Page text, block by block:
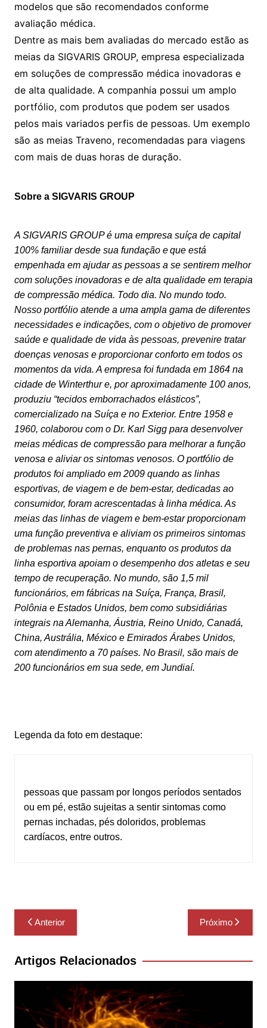
modelos que são recomendados conforme
avaliação médica.
Dentre as mais bem avaliadas do mercado estão as
meias da SIGVARIS GROUP, empresa especializada
em soluções de compressão médica inovadoras e
de alta qualidade. A companhia possui um amplo
portfólio, com produtos que podem ser usados
pelos mais variados perfis de pessoas. Um exemplo
são as meias Traveno, recomendadas para viagens
com mais de duas horas de duração.
Sobre a SIGVARIS GROUP
A SIGVARIS GROUP é uma empresa suíça de capital
100% familiar desde sua fundação e que está
empenhada em ajudar as pessoas a se sentirem melhor
com soluções inovadoras e de alta qualidade em terapia
de compressão médica. Todo dia. No mundo todo.
Nosso portfólio atende a uma ampla gama de diferentes
necessidades e indicações, com o objetivo de promover
saúde e qualidade de vida às pessoas, prevenire tratar
doenças venosas e proporcionar conforto em todos os
momentos da vida. A empresa foi fundada em 1864 na
cidade de Winterthur e, por aproximadamente 100 anos,
produziu “tecidos emborrachados elásticos”,
comercializado na Suíça e no Exterior. Entre 1958 e
1960, colaborou com o Dr. Karl Sigg para desenvolver
meias médicas de compressão para melhorar a função
venosa e aliviar os sintomas venosos. O portfólio de
produtos foi ampliado em 2009 quando as linhas
esportivas, de viagem e de bem-estar, dedicadas ao
consumidor, foram acrescentadas à linha médica. As
meias das linhas de viagem e bem-estar proporcionam
uma função preventiva e aliviam os primeiros sintomas
de problemas nas pernas, enquanto os produtos da
linha esportiva apoiam o desempenho dos atletas e seu
tempo de recuperação. No mundo, são 1,5 mil
funcionários, em fábricas na Suíça, França, Brasil,
Polônia e Estados Unidos, bem como subsidiárias
integrais na Alemanha, Áustria, Reino Unido, Canadá,
China, Austrália, México e Emirados Árabes Unidos,
com atendimento a 70 países. No Brasil, são mais de
200 funcionários em sua sede, em Jundiaí.
Legenda da foto em destaque:
pessoas que passam por longos períodos sentados
ou em pé, estão sujeitas a sentir sintomas como
pernas inchadas, pés doloridos, problemas
cardíacos, entre outros.
Navegação
de
Post
Anterior Próximo
Artigos Relacionados